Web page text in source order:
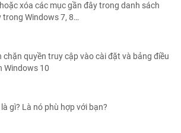
xóa các mục gần đây trong danh sách
trong Windows 7, 8…
chặn quyền truy cập vào cài đặt và bảng điều
Windows 10
gì? Là nó phù hợp với bạn?